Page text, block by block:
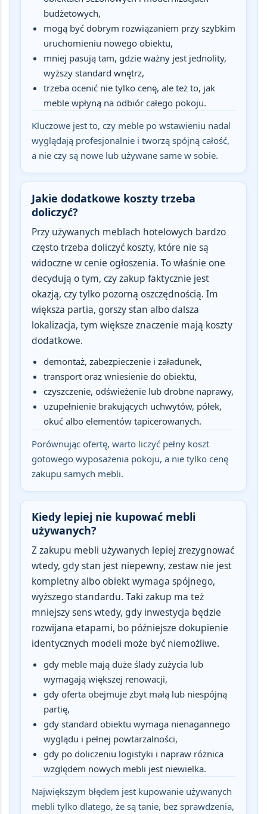
budżetowych,
mogą być dobrym rozwiązaniem przy szybkim
uruchomieniu nowego obiektu,
mniej pasują tam, gdzie ważny jest jednolity,
wyższy standard wnętrz,
trzeba ocenić nie tylko cenę, ale też to, jak
meble wpłyną na odbiór całego pokoju.
Kluczowe jest to, czy meble po wstawieniu nadal
wyglądają profesjonalnie i tworzą spójną całość,
a nie czy są nowe lub używane same w sobie.
Jakie dodatkowe koszty trzeba
doliczyć?
Przy używanych meblach hotelowych bardzo
często trzeba doliczyć koszty, które nie są
widoczne w cenie ogłoszenia. To właśnie one
decydują o tym, czy zakup faktycznie jest
okazją, czy tylko pozorną oszczędnością. Im
większa partia, gorszy stan albo dalsza
lokalizacja, tym większe znaczenie mają koszty
dodatkowe.
demontaż, zabezpieczenie i załadunek,
transport oraz wniesienie do obiektu,
czyszczenie, odświeżenie lub drobne naprawy,
uzupełnienie brakujących uchwytów, półek,
okuć albo elementów tapicerowanych.
Porównując ofertę, warto liczyć pełny koszt
gotowego wyposażenia pokoju, a nie tylko cenę
zakupu samych mebli.
Kiedy lepiej nie kupować mebli
używanych?
Z zakupu mebli używanych lepiej zrezygnować
wtedy, gdystan jest niepewny, zestaw nie jest
kompletny albo obiekt wymaga spójnego,
wyższego standardu. Taki zakup ma też
mniejszy sens wtedy, gdy inwestycja będzie
rozwijana etapami, bo późniejsze dokupienie
identycznych modeli może być niemożliwe.
gdy meble mają duże ślady zużycia lub
wymagają większej renowacji,
gdy oferta obejmuje zbyt małą lub niespójną
partię,
gdy standard obiektu wymaga nienagannego
wyglądu i pełnej powtarzalności,
gdy po doliczeniu logistyki i napraw różnica
względem nowych mebli jest niewielka.
Największym błędem jest kupowanie używanych
mebli tylko dlatego, że są tanie, bez sprawdzenia,